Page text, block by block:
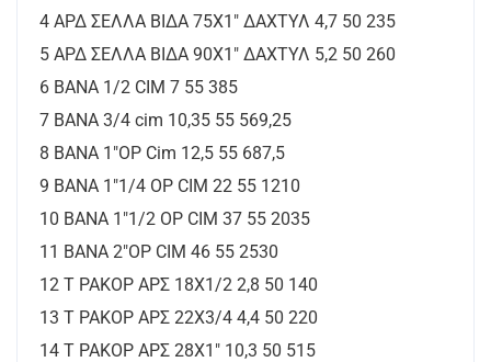
4 ΑΡΔ ΣΕΛΛΑ ΒΙΔΑ 75Χ1" ΔΑΧΤΥΛ 4,7 50 235
5 ΑΡΔ ΣΕΛΛΑ ΒΙΔΑ 90Χ1" ΔΑΧΤΥΛ 5,2 50 260
6 ΒΑΝΑ 1/2 CIM 7 55 385
7 ΒΑΝΑ 3/4 cim 10,35 55 569,25
8 ΒΑΝΑ 1"ΟΡ Cim 12,5 55 687,5
9 ΒΑΝΑ 1"1/4 ΟΡ CIM 22 55 1210
10 ΒΑΝΑ 1"1/2 ΟΡ CIM 37 55 2035
11 ΒΑΝΑ 2"ΟΡ CIM 46 55 2530
12 Τ ΡΑΚΟΡ ΑΡΣ 18Χ1/2 2,8 50 140
13 Τ ΡΑΚΟΡ ΑΡΣ 22Χ3/4 4,4 50 220
14 Τ ΡΑΚΟΡ ΑΡΣ 28Χ1" 10,3 50 515